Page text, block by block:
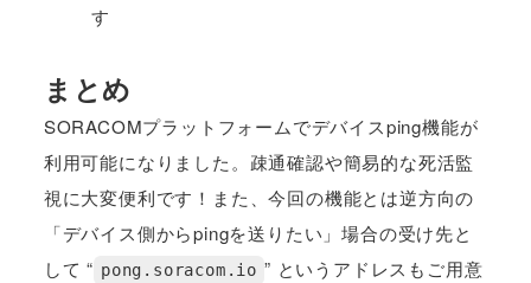
す
まとめ
SORACOMプラットフォームでデバイスping機能が
利用可能になりました。疎通確認や簡易的な死活監
視に大変便利です！また、今回の機能とは逆方向の
「デバイス側からpingを送りたい」場合の受け先と
して “ pong.soracom.io ” というアドレスもご用意